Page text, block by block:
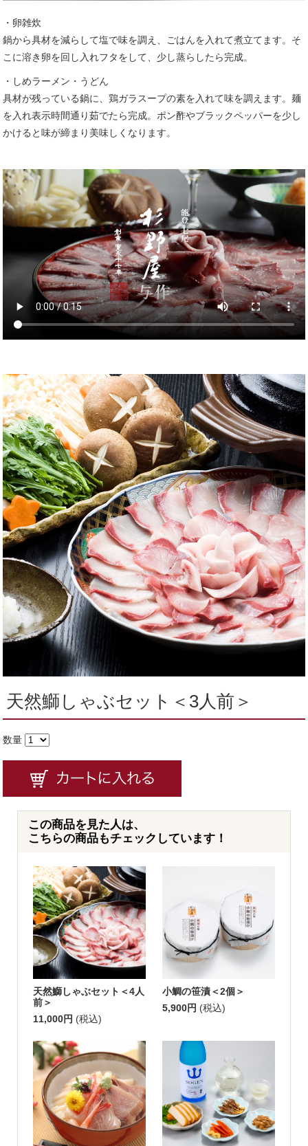
・卵雑炊
鍋から具材を減らして塩で味を調え、ごはんを入れて煮立てます。そ
こに溶き卵を回し入れフタをして、少し蒸らしたら完成。
・しめラーメン・うどん
具材が残っている鍋に、鶏ガラスープの素を入れて味を調えます。麺
を入れ表示時間通り茹でたら完成。ポン酢やブラックペッパーを少し
かけると味が締まり美味しくなります。
天然鰤しゃぶセット＜3人前＞
数量
この商品を見た人は、
こちらの商品もチェックしています！
天然鰤しゃぶセット＜4人
前＞
11,000円 (税込)
小鯛の笹漬＜2個＞
5,900円 (税込)